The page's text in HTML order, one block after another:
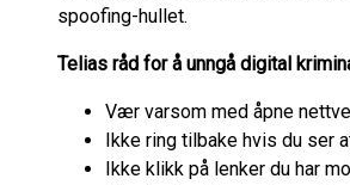
spoofing-hullet.
Telias råd for å unngå digital
Vær varsom med åpne
Ikke ring tilbake hvis du ser
Ikke klikk på lenker du har